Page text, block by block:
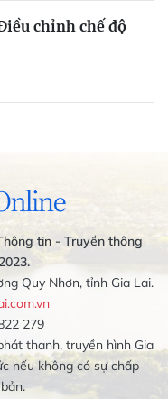
chỉnh chế độ
tin - Truyền thông
Quy Nhơn, tỉnh Gia Lai.
279
thanh, truyền hình Gia
nếu không có sự chấp